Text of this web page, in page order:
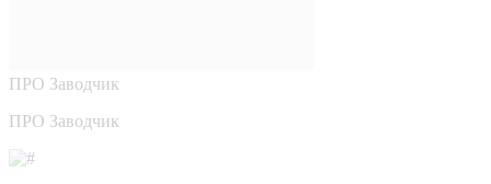
ПРО Заводчик
ПРО Заводчик